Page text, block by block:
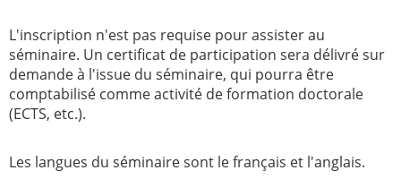
L'inscription n'est pas requise pour assister au
séminaire. Un certificat de participation sera délivré sur
demande à l'issue du séminaire, qui pourra être
comptabilisé comme activité de formation doctorale
(ECTS, etc.).
Les langues du séminaire sont le français et l'anglais.